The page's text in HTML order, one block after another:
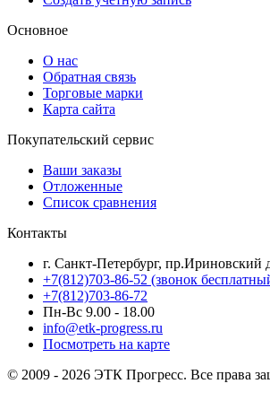
Основное
О нас
Обратная связь
Торговые марки
Карта сайта
Покупательский сервис
Ваши заказы
Отложенные
Список сравнения
Контакты
г. Санкт-Петербург, пр.Ириновский
+7(812)703-86-52 (звонок
+7(812)703-86-72
Пн-Вс 9.00 - 18.00
info@etk-progress.ru
Посмотреть на карте
© 2009 - 2026 ЭТК Прогресс. Все права